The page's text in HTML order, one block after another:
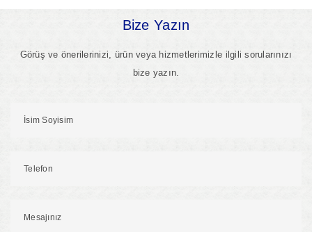
Bize Yazın
Görüş ve önerilerinizi, ürün veya hizmetlerimizle ilgili sorularınızı
bize yazın.
İsim Soyisim
Telefon
Mesajınız